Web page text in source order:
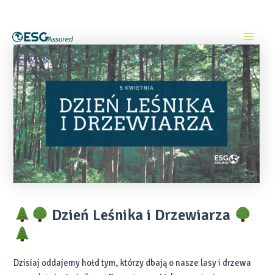
content
Menu
Dzień Leśnika i Drzewiarza
Dzisiaj oddajemy hołd tym, którzy dbają o nasze lasy i drzewa